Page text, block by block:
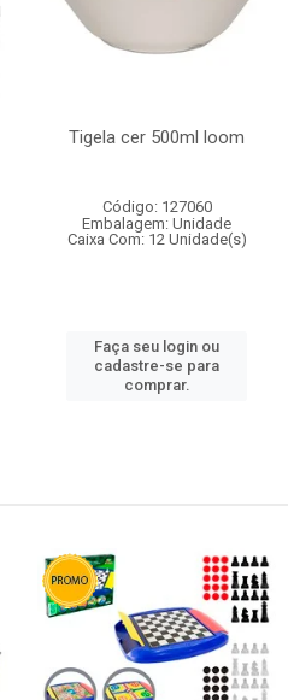
Tigela cer 500ml loom
Código: 127060
Embalagem: Unidade
Caixa Com: 12 Unidade(s)
Faça seu login ou
cadastre-se para
comprar.